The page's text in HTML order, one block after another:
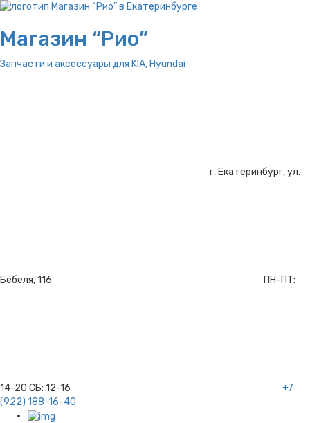
Магазин “Рио”
Запчасти и аксессуары для KIA, Hyundai
г. Екатеринбург, ул.
Бебеля, 116 ПН-ПТ:
14-20 СБ: 12-16
+7
(922) 188-16-40